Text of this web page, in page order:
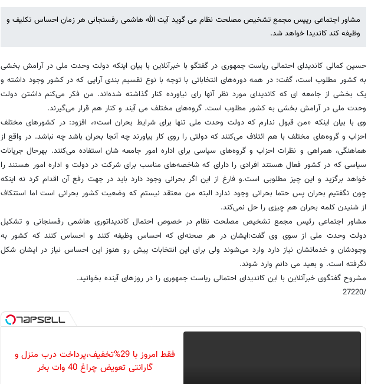
مشاور اجتماعی رییس مجمع تشخیص مصلحت نظام می گوید آیت الله هاشمی رفسنجانی هر زمان احساس تکلیف و
وظیفه کند کاندیدا خواهد شد.
حسین کمالی کاندیدای احتمالی ریاست جمهوری در گفتگو با خبرآنلاین با بیان اینکه دولت وحدت ملی در آرامش بخشی
به کشور مطلوب است، گفت: در همه دوره‌های انتخاباتی با توجه با نوع تقسیم بندی آرایی که در کشور وجود داشته و
یک بخشی از جامعه ای که کاندیدای مورد نظر آنها رای نیاورده کنار گذاشته شده‌اند. من فکر می‌کنم داشتن دولت
وحدت ملی در آرامش بخشی به کشور مطلوب است. گروه‌های مختلف می آیند و کنار هم قرار می‌گیرند.
وی با بیان اینکه «من قبول ندارم که دولت وحدت ملی تنها برای شرایط بحران است»، افزود: در کشورهای مختلف
احزاب و گروه‌های مختلف با هم ائتلاف می‌کنند که دولتی را روی کار بیاورند چه آنجا بحران باشد چه نباشد. در واقع از
هماهنگی، همراهی و نظرات احزاب و گروه‌های سیاسی برای اداره امور جامعه شان استفاده می‌کنند. بهرحال جریانات
سیاسی که در کشور فعال هستند افرادی را دارای که شاخصه‌های مناسب برای شرکت در دولت و اداره امور هستند را
خواهد برگزید و این چیز مطلوبی است.و فارغ از این اگر بحرانی وجود دارد باید در جهت رفع آن اقدام کرد نه اینکه
چون نگفتیم بحران پس حتما بحرانی وجود ندارد البته من معتقد نیستم که وضعیت کشور بحرانی است اما استنکاف
از شنیدن کلمه بحران هم چیزی را حل نمی‌کند.
مشاور اجتماعی رئیس مجمع تشخیص مصلحت نظام در خصوص احتمال کاندیداتوری هاشمی رفسنجانی و تشکیل
دولت وحدت ملی از سوی وی گفت:ایشان در هر صحنه‌ای که احساس وظیفه کنند و احساس کنند که کشور به
وجودشان و خدماتشان نیاز دارد وارد می‌شوند ولی برای این انتخابات پیش رو هنوز این احساس نیاز در ایشان شکل
نگرفته است. و بعید می دانم وارد شوند.
مشروح گفتگوی خبرآنلاین با این کاندیدای احتمالی ریاست جمهوری را در روزهای آینده بخوانید.
/27220
فقط امروز با 29%تخفیف،پرداخت درب منزل و
گارانتی تعویض چراغ 40 وات بخر